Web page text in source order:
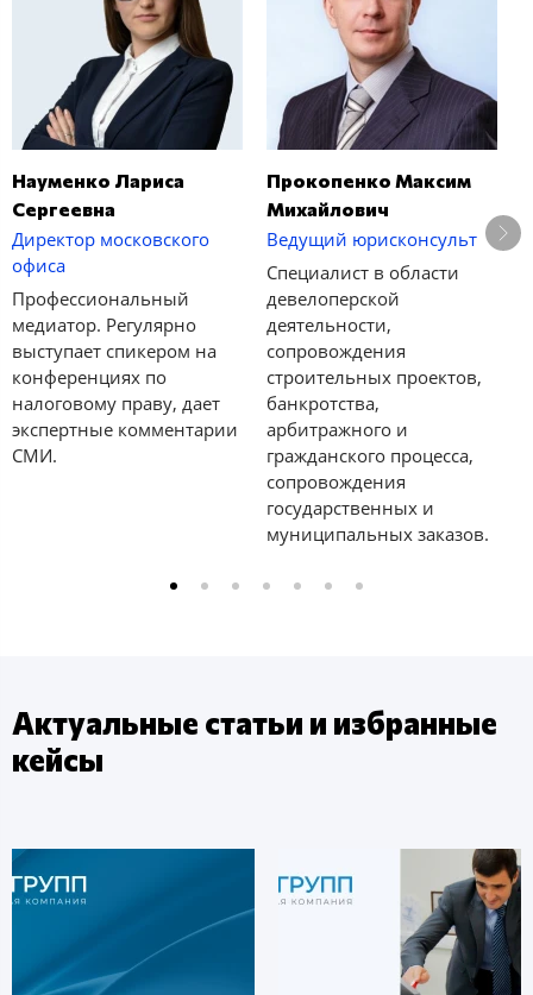
Науменко Лариса
Сергеевна
Директор московского
офиса
Профессиональный
медиатор. Регулярно
выступает спикером на
конференциях по
налоговому праву, дает
экспертные комментарии
СМИ.
Прокопенко Максим
Михайлович
Ведущий юрисконсульт
Специалист в области
девелоперской
деятельности,
сопровождения
строительных проектов,
банкротства,
арбитражного и
гражданского процесса,
сопровождения
государственных и
муниципальных заказов.
Актуальные статьи и избранные
кейсы